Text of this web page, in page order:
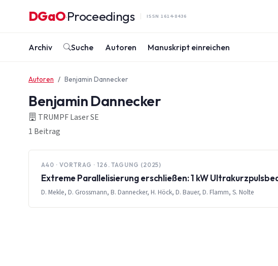
DGaO·Proceedings ISSN 1614-8436
Archiv Suche Autoren Manuskript einreichen
Autoren Benjamin Dannecker
Benjamin Dannecker
TRUMPF Laser SE
1 Beitrag
A40 · VORTRAG · 126. TAGUNG (2025)
Extreme Parallelisierung erschließen: 1 kW
D. Mekle, D. Grossmann, B. Dannecker, H. Höck, D. Bauer, D. Flamm, S. Nolte